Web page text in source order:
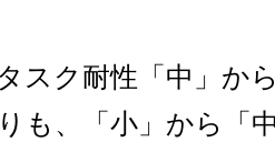
スク耐性「中」か
も、「小」から「